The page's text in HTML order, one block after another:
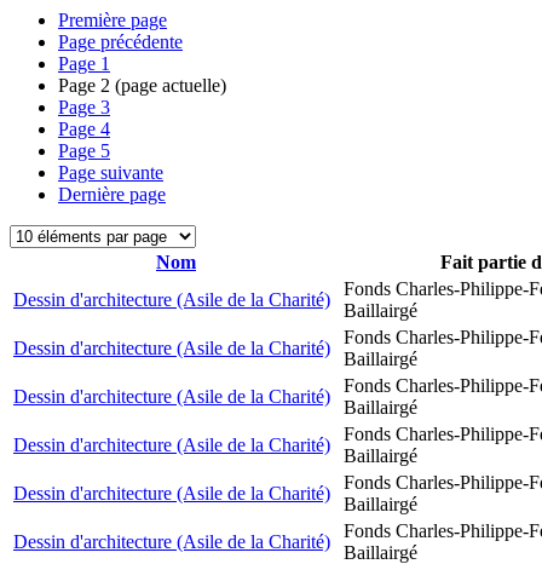
Première page
Page précédente
Page 1
Page 2 (page actuelle)
Page 3
Page 4
Page 5
Page suivante
Dernière page
Nom
Fait partie
Dessin d'architecture (Asile de la Charité)
Fonds Charles-Philippe-
Baillairgé
Dessin d'architecture (Asile de la Charité)
Fonds Charles-Philippe-
Baillairgé
Dessin d'architecture (Asile de la Charité)
Fonds Charles-Philippe-
Baillairgé
Dessin d'architecture (Asile de la Charité)
Fonds Charles-Philippe-
Baillairgé
Dessin d'architecture (Asile de la Charité)
Fonds Charles-Philippe-
Baillairgé
Dessin d'architecture (Asile de la Charité)
Fonds Charles-Philippe-
Baillairgé